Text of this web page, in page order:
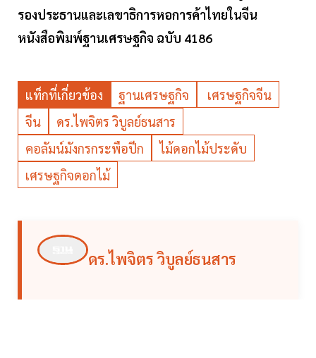
รองประธานและเลขาธิการหอการค้าไทยในจีน
หนังสือพิมพ์ฐานเศรษฐกิจ ฉบับ 4186
แท็กที่เกี่ยวข้อง ฐานเศรษฐกิจ
เศรษฐกิจจีน
จีน
ดร.ไพจิตร วิบูลย์ธนสาร
คอลัมน์มังกรกระพือปีก
ไม้ดอกไม้ประดับ
เศรษฐกิจดอกไม้
ดร.ไพจิตร วิบูลย์ธนสาร